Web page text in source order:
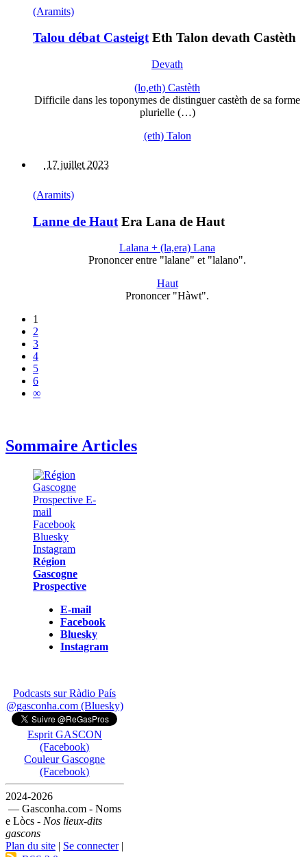
(Aramits)
Talou débat CasteigtEth Talon devath Castèth
Devath
(lo,eth) Castèth
Difficile dans les toponymes de distinguer castèth de sa forme
plurielle (…)
(eth) Talon
17 juillet 2023
(Aramits)
Lanne de Haut Era Lana de Haut
Lalana + (la,era) Lana
Prononcer entre "lalane" et "lalano".
Haut
Prononcer "Hàwt".
1
2
3
4
5
6
∞
Sommaire Articles
Région
Gascogne
Prospective
E-mail
Facebook
Bluesky
Instagram
Podcasts sur Ràdio País
@gasconha.com (Bluesky)
Esprit GASCON
(Facebook)
Couleur Gascogne
(Facebook)
2024-2026
— Gasconha.com - Noms
e Lòcs - Nos lieux-dits
gascons
Plan du site | Se connecter|